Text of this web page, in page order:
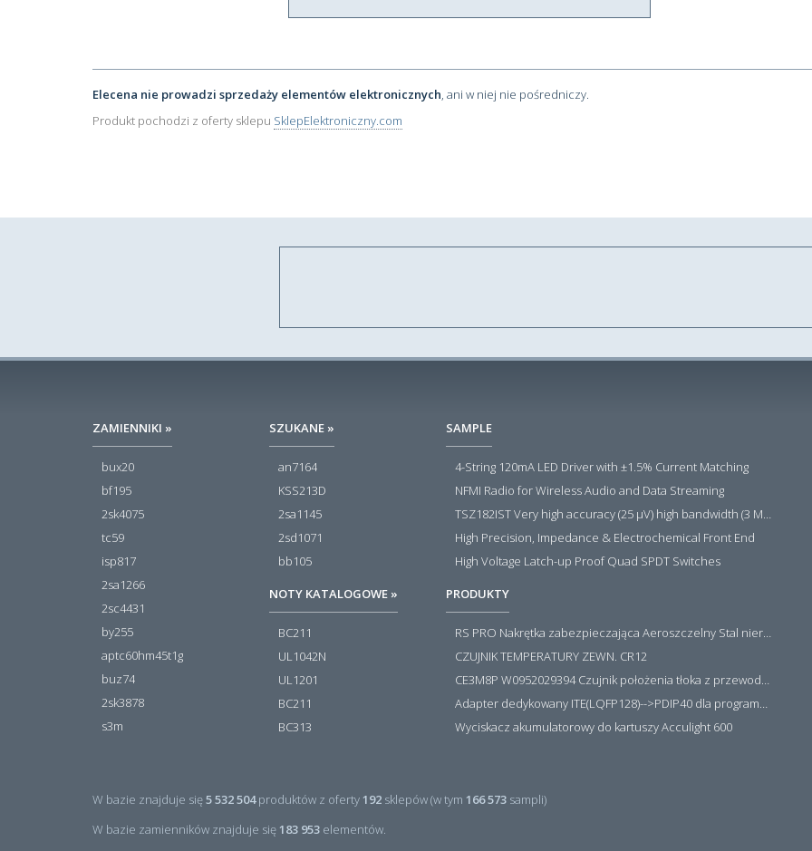
Elecena nie prowadzi sprzedaży elementów elektronicznych, ani w niej nie pośredniczy.
Produkt pochodzi z oferty sklepu SklepElektroniczny.com
ZAMIENNIKI »
bux20
bf195
2sk4075
tc59
isp817
2sa1266
2sc4431
by255
aptc60hm45t1g
buz74
2sk3878
s3m
SZUKANE »
an7164
KSS213D
2sa1145
2sd1071
bb105
NOTY KATALOGOWE »
BC211
UL1042N
UL1201
BC211
BC313
SAMPLE
4-String 120mA LED Driver with ±1.5% Current Matching
NFMI Radio for Wireless Audio and Data Streaming
TSZ182IST Very high accuracy (25 µV) high bandwidth (3 MHz) zero drift 5 V operational amplifiers
High Precision, Impedance & Electrochemical Front End
High Voltage Latch-up Proof Quad SPDT Switches
PRODUKTY
RS PRO Nakrętka zabezpieczająca Aeroszczelny Stal nierdzewna 316 Zwykłe
CZUJNIK TEMPERATURY ZEWN. CR12
CE3M8P W0952029394 Czujnik położenia tłoka z przewodem i złączem M8, PNP NO, 10...30VDC, 100mA, METALWORK, METAL WORK jak MZT1-0
Adapter dedykowany ITE(LQFP128)-->PDIP40 dla programatora RT809H/RT809F (simple)
Wyciskacz akumulatorowy do kartuszy Acculight 600
W bazie znajduje się5 532 504produktów z oferty 192 sklepów (w tym 166 573 sampli)
W bazie zamienników znajduje się 183 953 elementów.